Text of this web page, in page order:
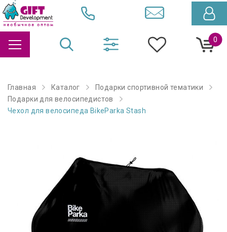
0
Главная Каталог
Подарки спортивной тематики
Подарки для велосипедистов
Чехол для велосипеда BikeParka Stash